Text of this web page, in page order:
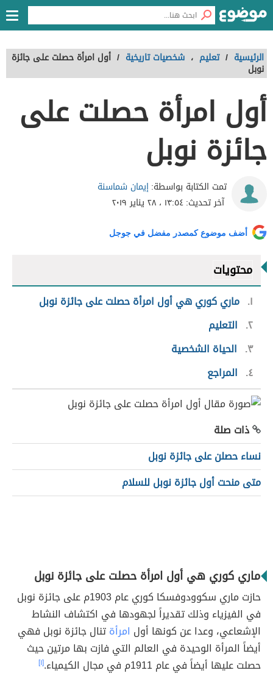
الرئيسية / تعليم ، شخصيات تاريخية / أول امرأة حصلت على جائزة
نوبل
أول امرأة حصلت على
جائزة نوبل
تمت الكتابة بواسطة:إيمان شماسنة
آخر تحديث:١٣:٥٤ ، ٢٨ يناير ٢٠١٩
أضف موضوع كمصدر مفضل في جوجل
محتويات
١ ماري كوري هي أول امرأة حصلت على جائزة نوبل
٢ التعليم
٣
الحياة الشخصية
٤
المراجع
ذات صلة
نساء حصلن على جائزة نوبل
متى منحت أول جائزة نوبل للسلام
ماري كوري هي أول امرأة حصلت على جائزة نوبل
حازت ماري سكوودوفسكا كوري عام 1903م على جائزة نوبل
في الفيزياء وذلك تقديراً لجهودها في اكتشاف النشاط
الإشعاعي، وعدا عن كونها أول امرأةتنال جائزة نوبل فهي
أيضاً المرأة الوحيدة في العالم التي فازت بها مرتين حيث
حصلت عليها أيضاً في عام 1911م في مجال الكيمياء.
[١]